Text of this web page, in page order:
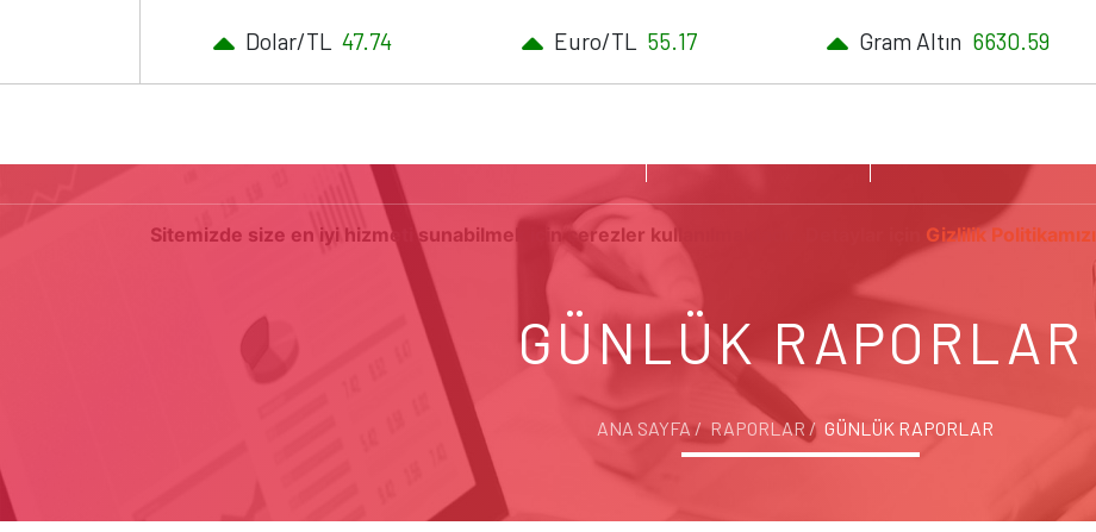
Dolar/TL 47.74 Euro/TL 55.17 Gram Altın 6630.59
Sitemizde size en iyi hizmeti sunabilmek için çerezler kullanılmaktadır. Detaylar için Gizlilik Politikamızı
GÜNLÜK RAPORLAR
ANA SAYFA RAPORLAR GÜNLÜK RAPORLAR